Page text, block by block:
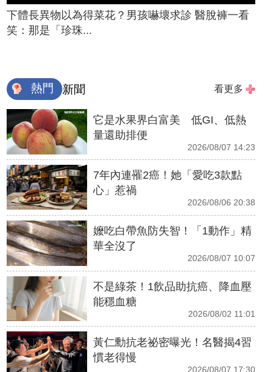
下體長異物以為得菜花？男孩嚇壞求診 醫脫褲一看
笑：那是「珍珠...
熱門 新聞 看更多
它是水果界白富美 低GI、低熱
量還助排便
2026/08/07 14:23
7年內連罹2癌！她「愛吃3款點
心」惹禍
2026/08/06 20:38
嬤吃白帶魚防失智！「1動作」精
華全沒了
2026/08/07 10:07
不是綠茶！1飲品助抗癌、降血壓
能穩血糖
2026/08/02 11:01
黃仁勳抗老祕密曝光！名醫揭4習
慣老得慢
2026/08/07 17:30